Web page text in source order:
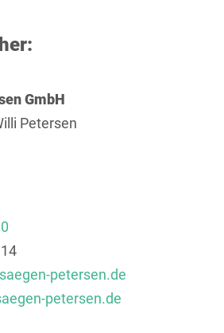
GmbH
Petersen
petersen.de
petersen.de